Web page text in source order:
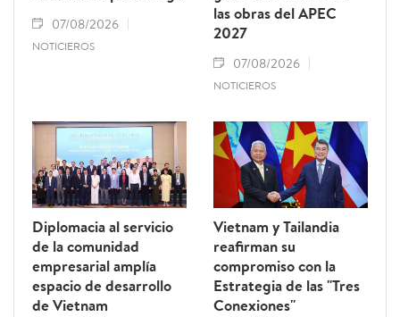
07/08/2026
NOTICIEROS
las obras del APEC
2027
07/08/2026
NOTICIEROS
Diplomacia al servicio
de la comunidad
empresarial amplía
espacio de desarrollo
de Vietnam
Vietnam y Tailandia
reafirman su
compromiso con la
Estrategia de las "Tres
Conexiones"